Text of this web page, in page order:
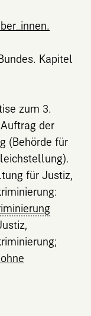
Kapitel
zum 3.
der
(Behörde für
für Justiz,